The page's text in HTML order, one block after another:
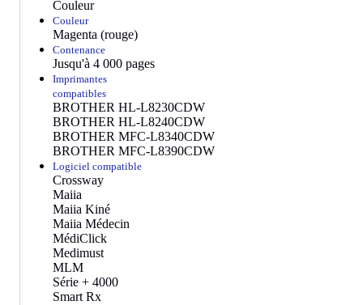
Couleur
Couleur
Magenta (rouge)
Contenance
Jusqu'à 4 000 pages
Imprimantes
compatibles
BROTHER HL-L8230CDW
BROTHER HL-L8240CDW
BROTHER MFC-L8340CDW
BROTHER MFC-L8390CDW
Logiciel compatible
Crossway
Maiia
Maiia Kiné
Maiia Médecin
MédiClick
Medimust
MLM
Série + 4000
Smart Rx